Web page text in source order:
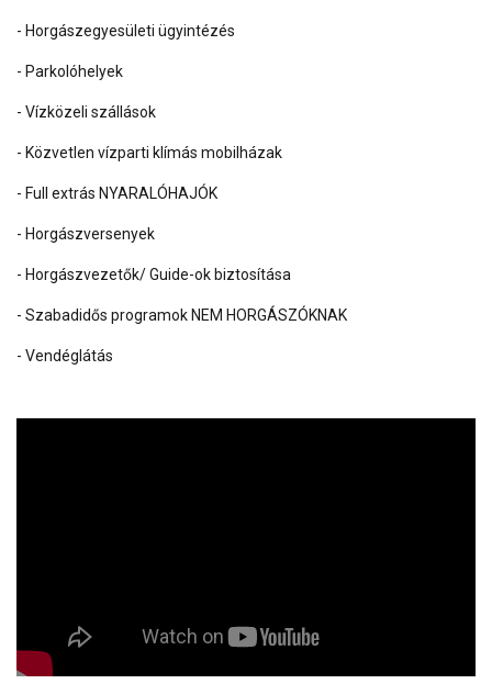
- Horgászegyesületi ügyintézés
- Parkolóhelyek
- Vízközeli szállások
- Közvetlen vízparti klímás mobilházak
- Full extrás NYARALÓHAJÓK
- Horgászversenyek
- Horgászvezetők/ Guide-ok biztosítása
- Szabadidős programok NEM HORGÁSZÓKNAK
- Vendéglátás